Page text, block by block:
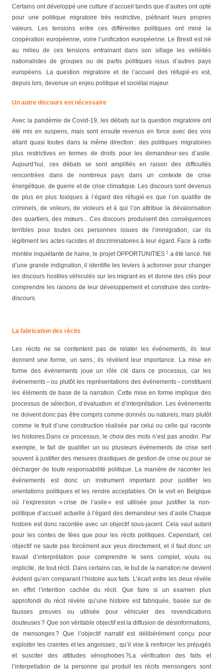
Certains ont développé une culture d’accueil tandis que d’autres ont opté
pour une politique migratoire très restrictive, piétinant leurs propres
valeurs. Les tensions entre ces différentes politiques ont miné la
coopération européenne, voire l’unification européenne. Le Brexit est né
au milieu de ces tensions entrainant dans son sillage les velléités
nationalistes de groupes ou de partis politiques issus d’autres pays
européens. La question migratoire et de l’accueil des réfugié·es est,
depuis lors, devenue un enjeu politique et sociétal majeur.
Un autre discours est nécessaire
Avec la pandémie de Covid-19, les débats sur la question migratoire ont
été mis en suspens, mais sont ensuite revenus en force avec des voix
allant quasi toutes dans la même direction : des politiques migratoires
plus restrictives en termes de droits pour les demandeur·ses d’asile.
Aujourd’hui, ces débats se sont amplifiés en raison des difficultés
rencontrées dans de nombreux pays dans un contexte de crise
énergétique, de guerre et de crise climatique. Les discours sont devenus
de plus en plus toxiques à l’égard des réfugié·es que l’on qualifie de
criminels, de voleurs, de violeurs et à qui l’on attribue la dévalorisation
des quartiers, des mœurs... Ces discours produisent des conséquences
terribles pour toutes ces personnes issues de l’immigration, car ils
légitiment les actes racistes et discriminatoires à leur égard. Face à cette
montée inquiétante de haine, le projetOPPORTUNITIES 1 a été lancé. Né
d’une grande indignation, il identifie les leviers à actionner pour changer
les discours hostiles véhiculés sur les migrant·es et donne des clés pour
comprendre les raisons de leur développement et construire des contre-
discours.
La fabrication des récits
Les récits ne se contentent pas de relater les événements, ils leur
donnent une forme, un sens ; ils révèlent leur importance. La mise en
forme des événements joue un rôle clé dans ce processus, car les
événements – ou plutôt les représentations des événements – constituent
les éléments de base de la narration. Cette mise en forme implique des
processus de sélection, d’évaluation et d’interprétation. Les événements
ne doivent donc pas être compris comme donnés ou naturels, mais plutôt
comme le fruit d’une construction réalisée par celui ou celle qui raconte
les histoires. Dans ce processus, le choix des mots n’est pas anodin. Par
exemple, le fait de qualifier un ou plusieurs événements de crise sert
souvent à justifier des mesures drastiques de gestion de crise ou pour se
décharger de toute responsabilité politique. La manière de raconter les
événements est donc un instrument important pour justifier les
orientations politiques et les rendre acceptables. On le voit en Belgique
où l’expression « crise de l’asile » est utilisée pour justifier la non-
politique d’accueil actuelle à l’égard des demandeur·ses d’asile. Chaque
histoire est donc racontée avec un objectif sous-jacent. Cela vaut autant
pour les contes de fées que pour les récits politiques. Cependant, cet
objectif ne saute pas forcément aux yeux directement, et il faut donc un
travail d’interprétation pour comprendre le sens complet, voulu ou
implicite, de tout récit. Dans certains cas, le but de la narration ne devient
évident qu’en comparant l’histoire aux faits. L’écart entre les deux révèle
en effet l’intention cachée du récit. Que faire si un examen plus
approfondi du récit révèle qu’une histoire est fabriquée, basée sur de
fausses preuves ou utilisée pour véhiculer des revendications
douteuses ? Que son véritable objectif est la diffusion de désinformations,
de mensonges ? Que l’objectif narratif est délibérément conçu pour
exploiter les craintes et les angoisses ; qu’il vise à renforcer les préjugés
et susciter des attitudes xénophobes ?La vérification des faits et
l’interpellation de la personne qui produit les récits mensongers sont